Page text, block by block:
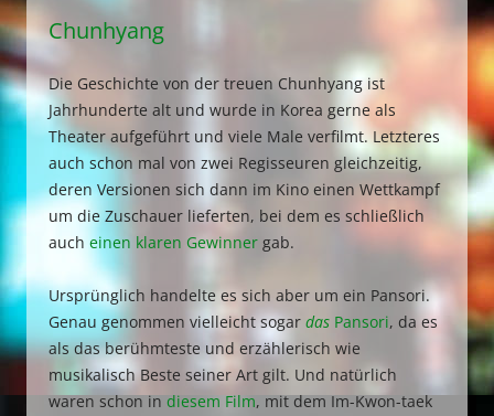
Chunhyang
Die Geschichte von der treuen Chunhyang ist
Jahrhunderte alt und wurde in Korea gerne als
Theater aufgeführt und viele Male verfilmt. Letzteres
auch schon mal von zwei Regisseuren gleichzeitig,
deren Versionen sich dann im Kino einen Wettkampf
um die Zuschauer lieferten, bei dem es schließlich
auch einen klaren Gewinner gab.
Ursprünglich handelte es sich aber um ein Pansori.
Genau genommen vielleicht sogar das Pansori, da es
als das berühmteste und erzählerisch wie
musikalisch Beste seiner Art gilt. Und natürlich
waren schon indiesem Film, mit dem Im-Kwon-taek